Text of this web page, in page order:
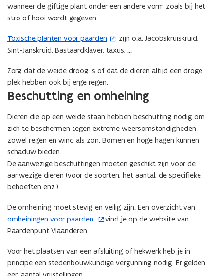
wanneer de giftige plant onder een andere vorm zoals bij het
stro of hooi wordt gegeven.
Toxische planten voor paarden
(
o
e
n
n
n
i
e
u
w
v
e
r
)
zijn o.a. Jacobskruiskruid,
Sint-Janskruid, Bastaardklaver, taxus, …
Zorg dat de weide droog is of dat de dieren altijd een droge
plek hebben ook bij erge regen.
Beschutting en omheining
Dieren die op een weide staan hebben beschutting nodig om
zich te beschermen tegen extreme weersomstandigheden
zowel regen en wind als zon. Bomen en hoge hagen kunnen
schaduw bieden.
De aanwezige beschuttingen moeten geschikt zijn voor de
aanwezige dieren (voor de soorten, het aantal, de specifieke
behoeften enz.).
De omheining moet stevig en veilig zijn. Een overzicht van
omheiningen voor paarden
(
o
e
n
vind je op de website van
Paardenpunt Vlaanderen.
Voor het plaatsen van een afsluiting of hekwerk heb je in
principe een stedenbouwkundige vergunning nodig. Er gelden